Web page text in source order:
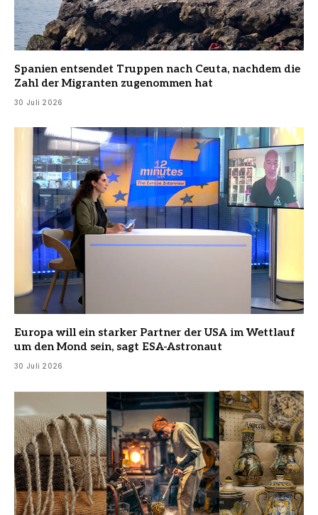
Spanien entsendet Truppen nach Ceuta, nachdem die
Zahl der Migranten zugenommen hat
30 Juli 2026
Europa will ein starker Partner der USA im Wettlauf
um den Mond sein, sagt ESA-Astronaut
30 Juli 2026